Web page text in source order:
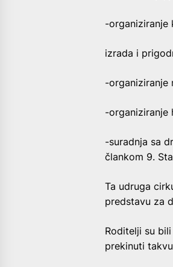
-organiziranje
izrada i
-organiziranje
-organiziranje
-suradnja sa
člankom 9.
Ta udruga
predstavu za
Roditelji su
prekinuti takvu